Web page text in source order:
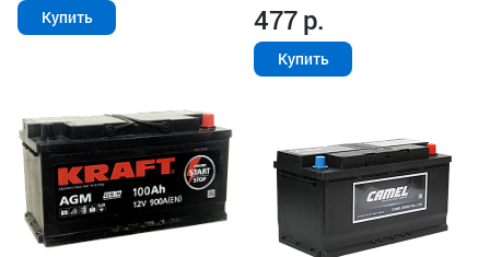
Купить 477р.
Купить